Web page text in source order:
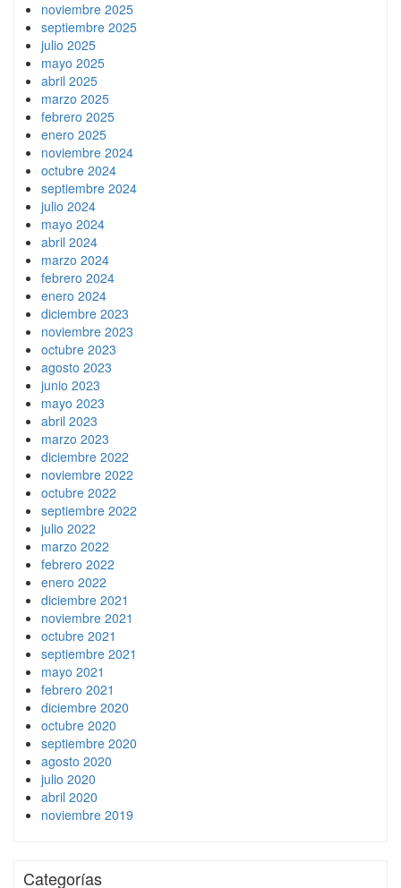
noviembre 2025
septiembre 2025
julio 2025
mayo 2025
abril 2025
marzo 2025
febrero 2025
enero 2025
noviembre 2024
octubre 2024
septiembre 2024
julio 2024
mayo 2024
abril 2024
marzo 2024
febrero 2024
enero 2024
diciembre 2023
noviembre 2023
octubre 2023
agosto 2023
junio 2023
mayo 2023
abril 2023
marzo 2023
diciembre 2022
noviembre 2022
octubre 2022
septiembre 2022
julio 2022
marzo 2022
febrero 2022
enero 2022
diciembre 2021
noviembre 2021
octubre 2021
septiembre 2021
mayo 2021
febrero 2021
diciembre 2020
octubre 2020
septiembre 2020
agosto 2020
julio 2020
abril 2020
noviembre 2019
Categorías